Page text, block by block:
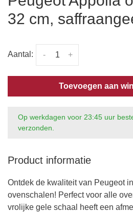
32 cm,
Aantal: +
-
Toevoegen aan
Op werkdagen voor 23:45 uur
verzonden.
Product informatie
Ontdek de kwaliteit van Peugeot
ovenschalen! Perfect voor alle
vrolijke gele schaal heeft een